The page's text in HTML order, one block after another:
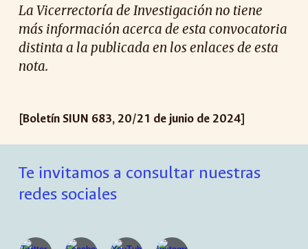
La Vicerrectoría de Investigación no tiene
más información acerca de esta convocatoria
distinta a la publicada en los enlaces de esta
nota.
[Boletín SIUN 683, 20/21 de junio de 2024]
Te invitamos a consultar nuestras
redes sociales